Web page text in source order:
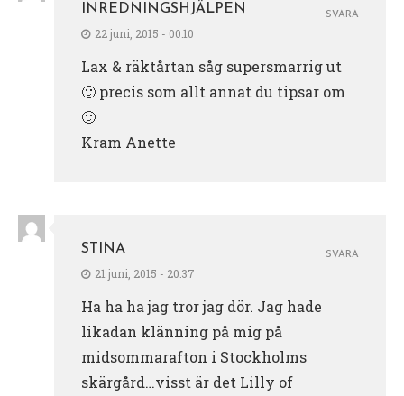
INREDNINGSHJÄLPEN
22 juni, 2015 - 00:10
Lax & räktårtan såg supersmarrig ut
🙂 precis som allt annat du tipsar om
🙂
Kram Anette
SVARA
STINA
21 juni, 2015 - 20:37
Ha ha ha jag tror jag dör. Jag hade
likadan klänning på mig på
midsommarafton i Stockholms
skärgård…visst är det Lilly of
SVARA